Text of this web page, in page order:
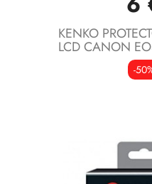
KENKO
LCD CANON
-